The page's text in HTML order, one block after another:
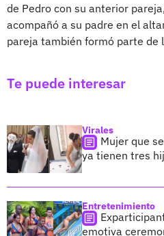
de Pedro con su anterior
acompañó a su padre en el
pareja también formó parte de
Te puede interesar
Virales
Mujer que
ya tienen tres
Entretenimiento
emotiva